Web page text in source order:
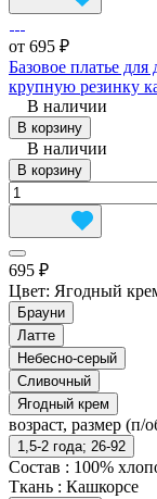
от 695 ₽
Базовое платье
крупную резинку
В наличии
В корзину
В наличии
В корзину
695 ₽
Цвет: Ягодный
Брауни
Латте
Небесно-серый
Сливочный
Ягодный крем
возраст, размер (п/
1,5-2 года; 26-92
Состав : 100%
Ткань : Кашкорсе